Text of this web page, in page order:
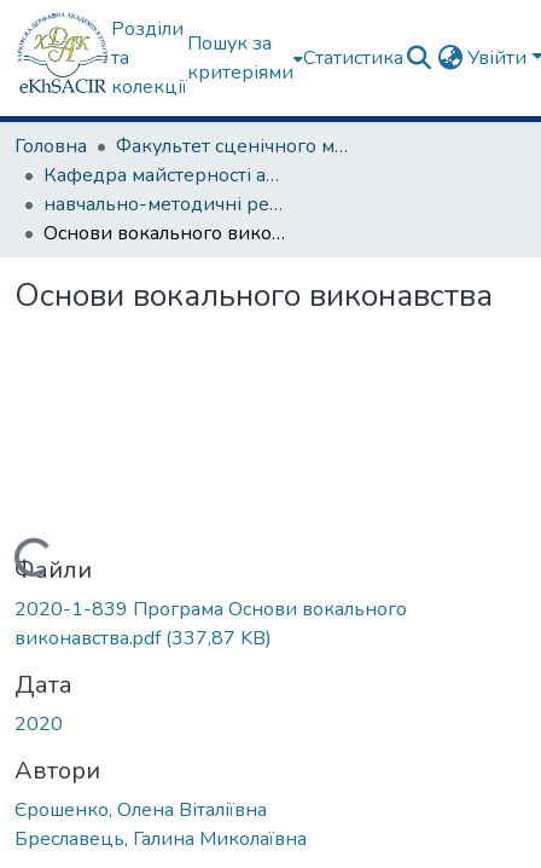
Розділи
та
колекції
Пошук за
критеріями
Статистика Увійти
Головна
Факультет сценічного мистецтва
Кафедра майстерності актора
навчально-методичні рекомендації, програми дисциплін
Основи вокального виконавства
Основи вокального виконавства
Вантажиться...
Файли
2020-1-839 Програма Основи вокального
виконавства.pdf(337,87 KB)
Дата
2020
Автори
Єрошенко, Олена Віталіївна
Бреславець, Галина Миколаївна